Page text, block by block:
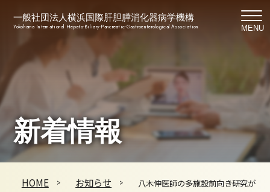
一般社団法人横浜国際肝胆膵消化器病学機構
Yokohama International Hepato-Biliary-Pancreatic-Gastroenterological Association MENU
新着情報
HOME お知らせ
八木伸医師の多施設前向き研究が